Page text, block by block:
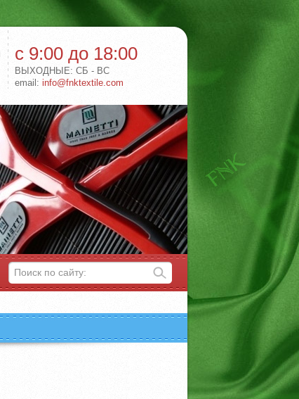
с 9:00 до 18:00
ВЫХОДНЫЕ: СБ - ВС
email: info@fnktextile.com